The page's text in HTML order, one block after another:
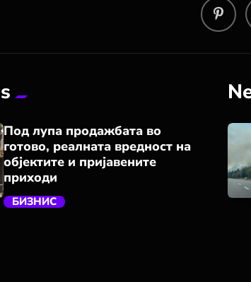
Под лупа продажбата во
готово, реалната вредност на
објектите и пријавените
приходи
БИЗНИС